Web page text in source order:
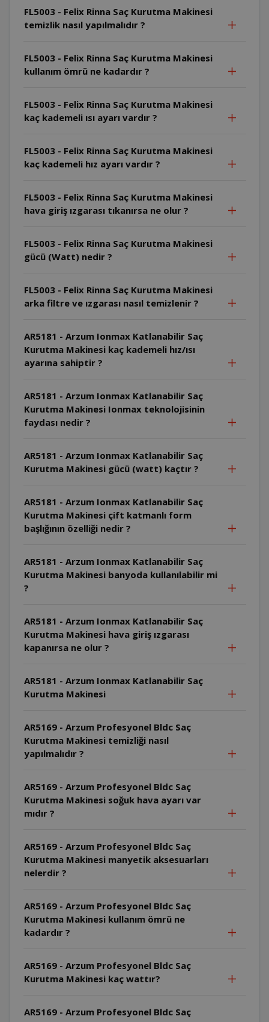
FL5003 - Felix Rinna Saç Kurutma Makinesi
temizlik nasıl yapılmalıdır ?
FL5003 - Felix Rinna Saç Kurutma Makinesi
kullanım ömrü ne kadardır ?
FL5003 - Felix Rinna Saç Kurutma Makinesi
kaç kademeli ısı ayarı vardır ?
FL5003 - Felix Rinna Saç Kurutma Makinesi
kaç kademeli hız ayarı vardır ?
FL5003 - Felix Rinna Saç Kurutma Makinesi
hava giriş ızgarası tıkanırsa ne olur ?
FL5003 - Felix Rinna Saç Kurutma Makinesi
gücü (Watt) nedir ?
FL5003 - Felix Rinna Saç Kurutma Makinesi
arka filtre ve ızgarası nasıl temizlenir ?
AR5181 - Arzum Ionmax Katlanabilir Saç
Kurutma Makinesi kaç kademeli hız/ısı
ayarına sahiptir ?
AR5181 - Arzum Ionmax Katlanabilir Saç
Kurutma Makinesi Ionmax teknolojisinin
faydası nedir ?
AR5181 - Arzum Ionmax Katlanabilir Saç
Kurutma Makinesi gücü (watt) kaçtır ?
AR5181 - Arzum Ionmax Katlanabilir Saç
Kurutma Makinesi çift katmanlı form
başlığının özelliği nedir ?
AR5181 - Arzum Ionmax Katlanabilir Saç
Kurutma Makinesi banyoda kullanılabilir mi
?
AR5181 - Arzum Ionmax Katlanabilir Saç
Kurutma Makinesi hava giriş ızgarası
kapanırsa ne olur ?
AR5181 - Arzum Ionmax Katlanabilir Saç
Kurutma Makinesi
AR5169 - Arzum Profesyonel Bldc Saç
Kurutma Makinesi temizliği nasıl
yapılmalıdır ?
AR5169 - Arzum Profesyonel Bldc Saç
Kurutma Makinesi soğuk hava ayarı var
mıdır ?
AR5169 - Arzum Profesyonel Bldc Saç
Kurutma Makinesi manyetik aksesuarları
nelerdir ?
AR5169 - Arzum Profesyonel Bldc Saç
Kurutma Makinesi kullanım ömrü ne
kadardır ?
AR5169 - Arzum Profesyonel Bldc Saç
Kurutma Makinesi kaç wattır?
AR5169 - Arzum Profesyonel Bldc Saç